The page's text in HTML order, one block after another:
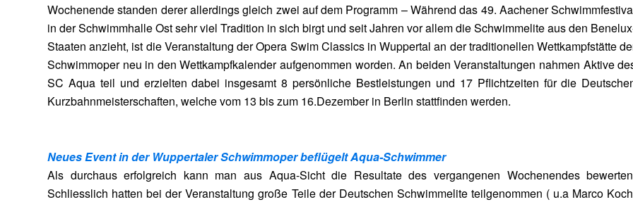
Wochenende standen derer allerdings gleich zwei auf dem Programm – Während das 49. Aachener
in der Schwimmhalle Ost sehr viel Tradition in sich birgt und seit Jahren vor allem die Schwimmelite aus den
Staaten anzieht, ist die Veranstaltung der Opera Swim Classics in Wuppertal an der traditionellen Wettkampfstätte
Schwimmoper neu in den Wettkampfkalender aufgenommen worden. An beiden Veranstaltungen nahmen Aktive
SC Aqua teil und erzielten dabei insgesamt 8 persönliche Bestleistungen und 17 Pflichtzeiten für die
Kurzbahnmeisterschaften, welche vom 13 bis zum 16.Dezember in Berlin stattfinden werden.
Neues Event in der Wuppertaler Schwimmoper beflügelt Aqua-Schwimmer
Als durchaus erfolgreich kann man aus Aqua-Sicht die Resultate des vergangenen Wochenendes
Schliesslich hatten bei der Veranstaltung große Teile der Deutschen Schwimmelite teilgenommen ( u.a Marco